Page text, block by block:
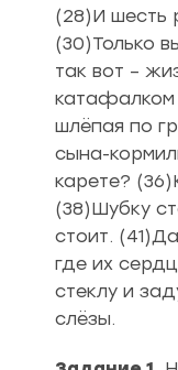
(28)И шесть
(30)Только
так вот –
катафалком
шлёпая по
сына-
карете?
(38)Шубку
стоит.
где их
стеклу и
слёзы.